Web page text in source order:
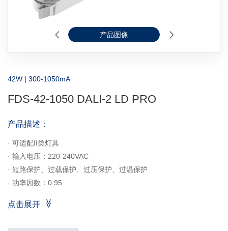
产品图像
42W | 300-1050mA
FDS-42-1050 DALI-2 LD PRO
产品描述：
· 可适配II类灯具
· 输入电压：220-240VAC
· 短路保护、过载保护、过压保护、过温保护
· 功率因数：0.95
· 通过拨码调节输出电流
点击展开